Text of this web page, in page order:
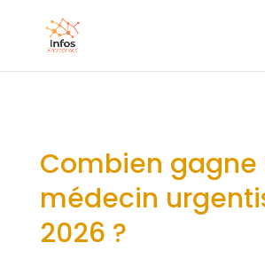
Combien gagne
médecin
2026 ?